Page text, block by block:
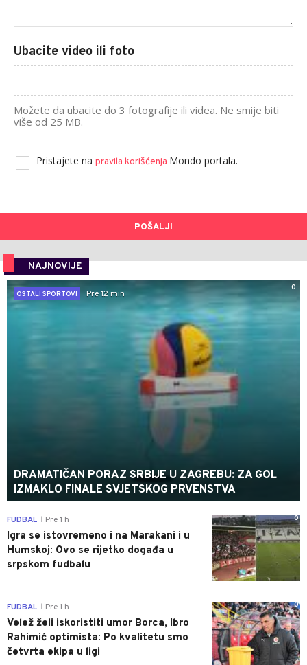
Ubacite video ili foto
Možete da ubacite do 3 fotografije ili videa. Ne smije biti
više od 25 MB.
Pristajete na pravila korišćenja Mondo portala.
POŠALJI
NAJNOVIJE
0
OSTALI SPORTOVI
Pre 12 min
DRAMATIČAN PORAZ SRBIJE U ZAGREBU: ZA GOL
IZMAKLO FINALE SVJETSKOG PRVENSTVA
0
FUDBAL Pre 1 h
Igra se istovremeno i na Marakani i u
Humskoj: Ovo se rijetko događa u
srpskom fudbalu
0
FUDBAL Pre 1 h
Velež želi iskoristiti umor Borca, Ibro
Rahimić optimista: Po kvalitetu smo
četvrta ekipa u ligi